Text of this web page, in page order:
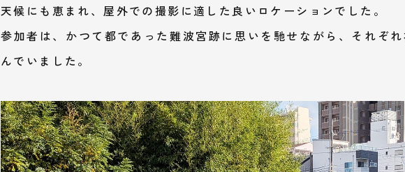
天候にも恵まれ、屋外での撮影に適した良いロケーションでした。
参加者は、かつて都であった難波宮跡に思いを馳せながら、それぞ
んでいました。